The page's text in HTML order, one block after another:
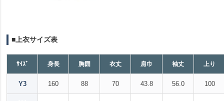
■上衣サイズ表
ｻｲｽﾞ 身長 胸囲 衣丈 肩巾 袖丈 上り
Y3 160 88 70 43.8 56.0 100